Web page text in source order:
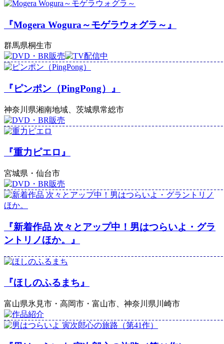
『Mogera Wogura～モゲラウォグラ～』
群馬県桐生市
『ピンポン（PingPong）』
神奈川県湘南地域、茨城県常総市
『重力ピエロ』
宮城県・仙台市
『新着作品 次々とアップ中！男はつらいよ・グラ
ントリノほか。』
『ほしのふるまち』
富山県氷見市・高岡市・富山市、神奈川県川崎市